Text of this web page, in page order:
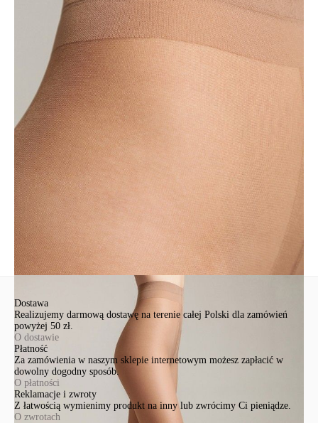
• уплотненный мысок
• плоский шов
• без шортиков
• идеально подходят для офисного дресс-кода.
1001481550020002
полиамид 87%, эластан 13%
Udostępnij produkt
Podmiot odpowiedzialny
EuroTrade Tex Sp z o.o.
Św. Teresy 91
91-341, Łódź, Polska
+48 500-503-636
info@conteshop.pl
Ten produkt nie ma pytań Możesz zadać pytanie, klikając przycisk
poniżej
Zadaj pytanie
Nowe pytanie
Wyślij
Dostawa
Realizujemy darmową dostawę na terenie całej Polski dla zamówień
powyżej 50 zł.
O dostawie
Płatność
Za zamówienia w naszym sklepie internetowym możesz zapłacić w
dowolny dogodny sposób.
O płatności
Reklamacje i zwroty
Z łatwością wymienimy produkt na inny lub zwrócimy Ci pieniądze.
O zwrotach